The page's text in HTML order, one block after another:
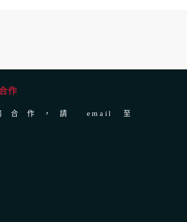
作
合作，請 email 至